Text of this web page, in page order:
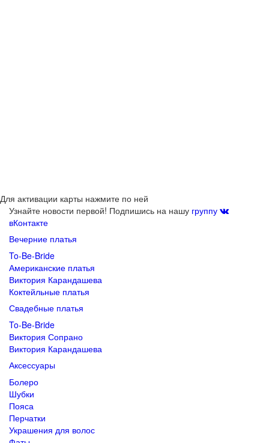
Для активации карты нажмите по ней
Узнайте новости первой! Подпишись на нашу группу
вКонтакте
Вечерние платья
To-Be-Bride
Американские платья
Виктория Карандашева
Коктейльные платья
Свадебные платья
To-Be-Bride
Виктория Сопрано
Виктория Карандашева
Аксессуары
Болеро
Шубки
Пояса
Перчатки
Украшения для волос